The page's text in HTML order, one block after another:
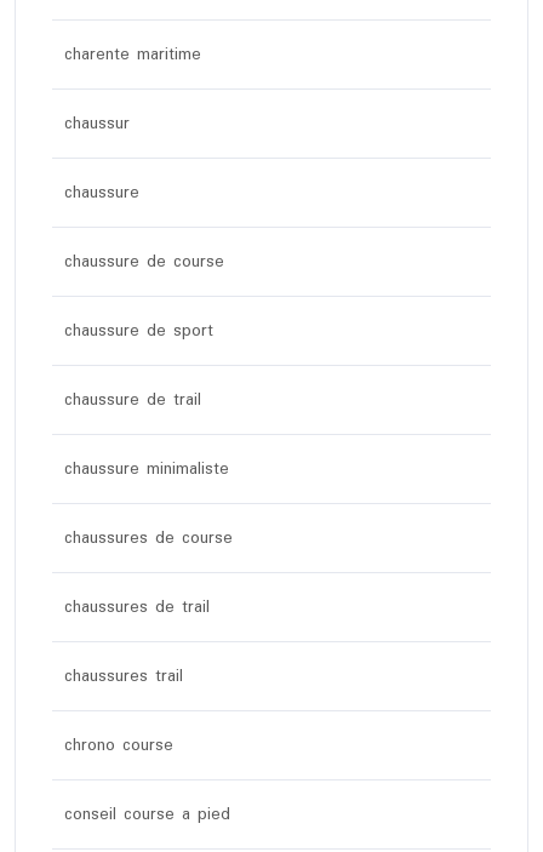
charente maritime
chaussur
chaussure
chaussure de course
chaussure de sport
chaussure de trail
chaussure minimaliste
chaussures de course
chaussures de trail
chaussures trail
chrono course
conseil course a pied